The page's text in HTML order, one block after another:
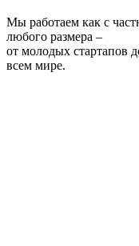
Мы работаем как с
любого размера –
от молодых стартапов
всем мире.